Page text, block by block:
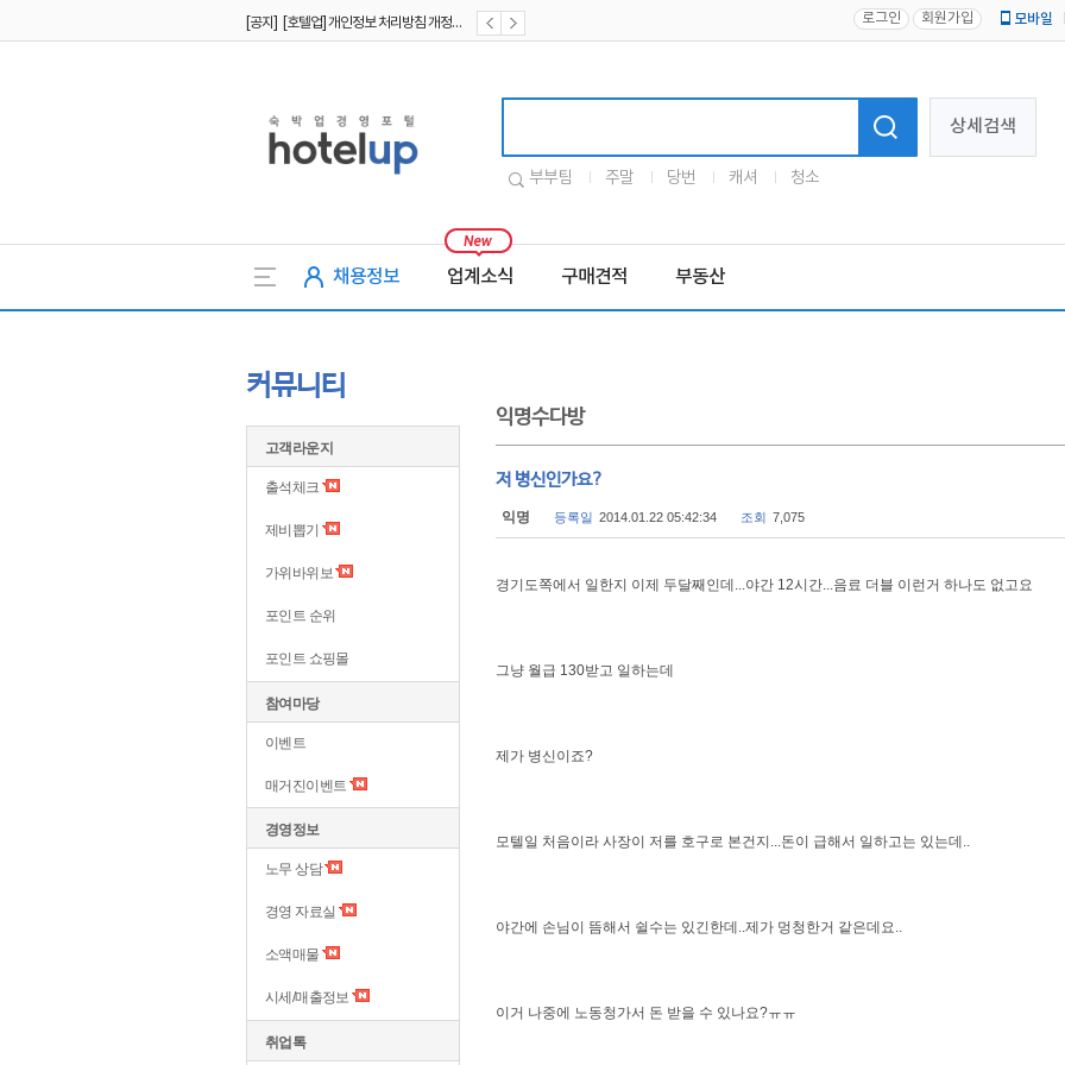
[공지] [호텔업] 개인정보 처리방침 개정본2 (19.09.02) 로그인 회원가입 모바일
상세검색
부부팀 주말 당번 캐셔 청소
채용정보 업계소식 구매견적 부동산
커뮤니티
고객라운지
출석체크
제비뽑기
가위바위보
포인트 순위
포인트 쇼핑몰
참여마당
이벤트
매거진이벤트
경영정보
노무 상담
경영 자료실
소액매물
시세/매출정보
취업톡
익명수다방
저 병신인가요?
익명 등록일 2014.01.22 05:42:34 조회 7,075
경기도쪽에서 일한지 이제 두달째인데...야간 12시간...음료 더블 이런거 하나도 없고요
그냥 월급 130받고 일하는데
제가 병신이죠?
모텔일 처음이라 사장이 저를 호구로 본건지...돈이 급해서 일하고는 있는데..
야간에 손님이 뜸해서 쉴수는 있긴한데..제가 멍청한거 같은데요..
이거 나중에 노동청가서 돈 받을 수 있나요?ㅠㅠ